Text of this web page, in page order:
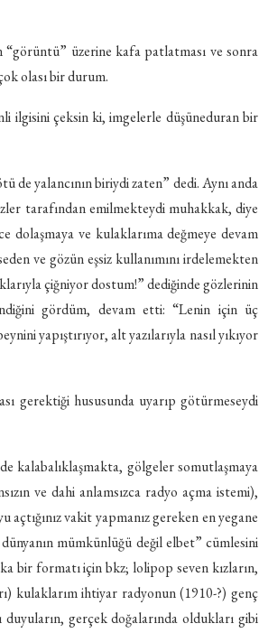
“görüntü” üzerine kafa patlatması ve sonra
olası bir durum.
ilgisini çeksin ki, imgelerle düşüneduran bir
de yalancının biriydi zaten” dedi. Aynı anda
tarafından emilmekteydi muhakkak, diye
dolaşmaya ve kulaklarıma değmeye devam
ve gözün eşsiz kullanımını irdelemekten
çiğniyor dostum!” dediğinde gözlerinin
gördüm, devam etti: “Lenin için üç
yapıştırıyor, alt yazılarıyla nasıl yıkıyor
gerektiği hususunda uyarıp götürmeseydi
kalabalıklaşmakta, gölgeler somutlaşmaya
ve dahi anlamsızca radyo açma istemi),
vakit yapmanız gereken en yegane
mümkünlüğü değil elbet” cümlesini
bir formatı için bkz; lolipop seven kızların,
kulaklarım ihtiyar radyonun (1910-?) genç
gerçek doğalarında oldukları gibi